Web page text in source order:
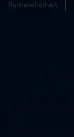
Barrierefreiheit